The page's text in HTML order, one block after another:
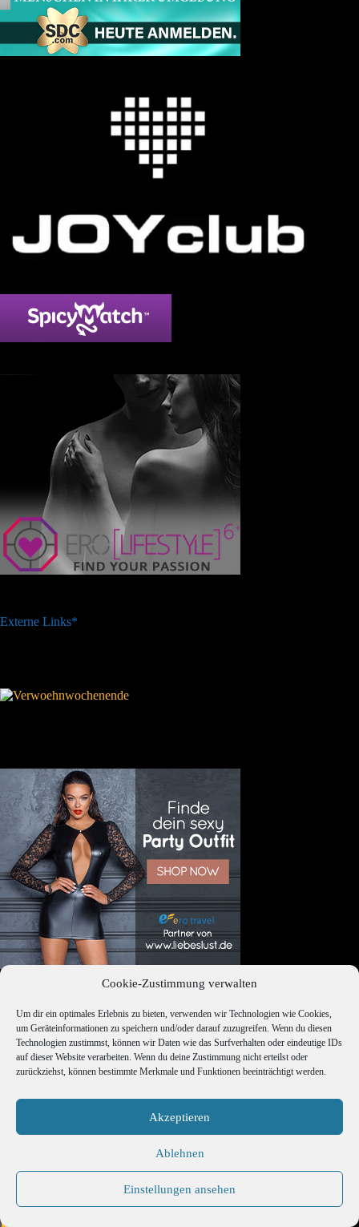
Cookie-Zustimmung verwalten
Um dir ein optimales Erlebnis zu bieten, verwenden wir Technologien wie Cookies,
um Geräteinformationen zu speichern und/oder darauf zuzugreifen. Wenn du diesen
Technologien zustimmst, können wir Daten wie das Surfverhalten oder eindeutige IDs
auf dieser Website verarbeiten. Wenn du deine Zustimmung nicht erteilst oder
zurückziehst, können bestimmte Merkmale und Funktionen beeinträchtigt werden.
Akzeptieren
Ablehnen
Einstellungen ansehen
Externe Links*
Premium Newsletter
Anmeldung ist kostenlos, sichert Dir viele spannende Infos,
News und interessante Preisvorteile. Per E-Mail hier: